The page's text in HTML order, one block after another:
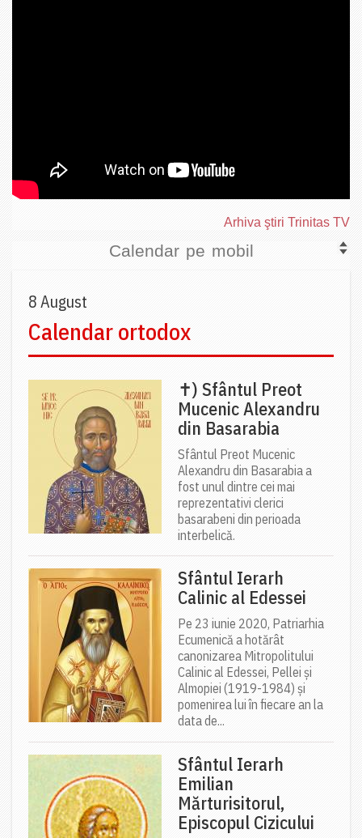
Arhiva ştiri Trinitas TV
Calendar pe mobil
8 August
Calendar ortodox
✝) Sfântul Preot
Mucenic Alexandru
din Basarabia
Sfântul Preot Mucenic
Alexandru din Basarabia a
fost unul dintre cei mai
reprezentativi clerici
basarabeni din perioada
interbelică.
Sfântul Ierarh
Calinic al Edessei
Pe 23 iunie 2020, Patriarhia
Ecumenică a hotărât
canonizarea Mitropolitului
Calinic al Edessei, Pellei și
Almopiei (1919-1984) și
pomenirea lui în fiecare an la
data de...
Sfântul Ierarh
Emilian
Mărturisitorul,
Episcopul Cizicului